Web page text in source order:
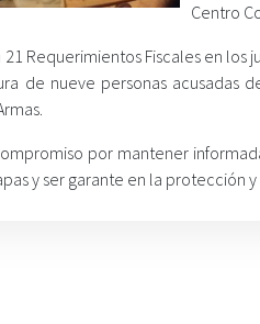
Centro
Requerimientos Fiscales en
de nueve personas acusadas
por mantener
y ser garante en la protección